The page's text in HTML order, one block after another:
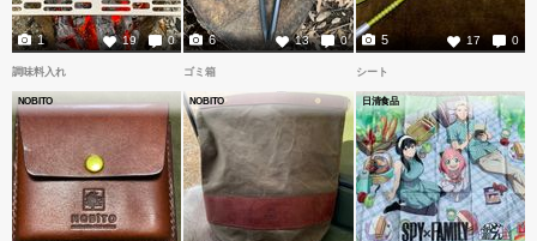
19 0
1 13 0
6 17 0
5
調味料入れ
NOBITO
ゴミ箱
NOBITO
シート
日清食品